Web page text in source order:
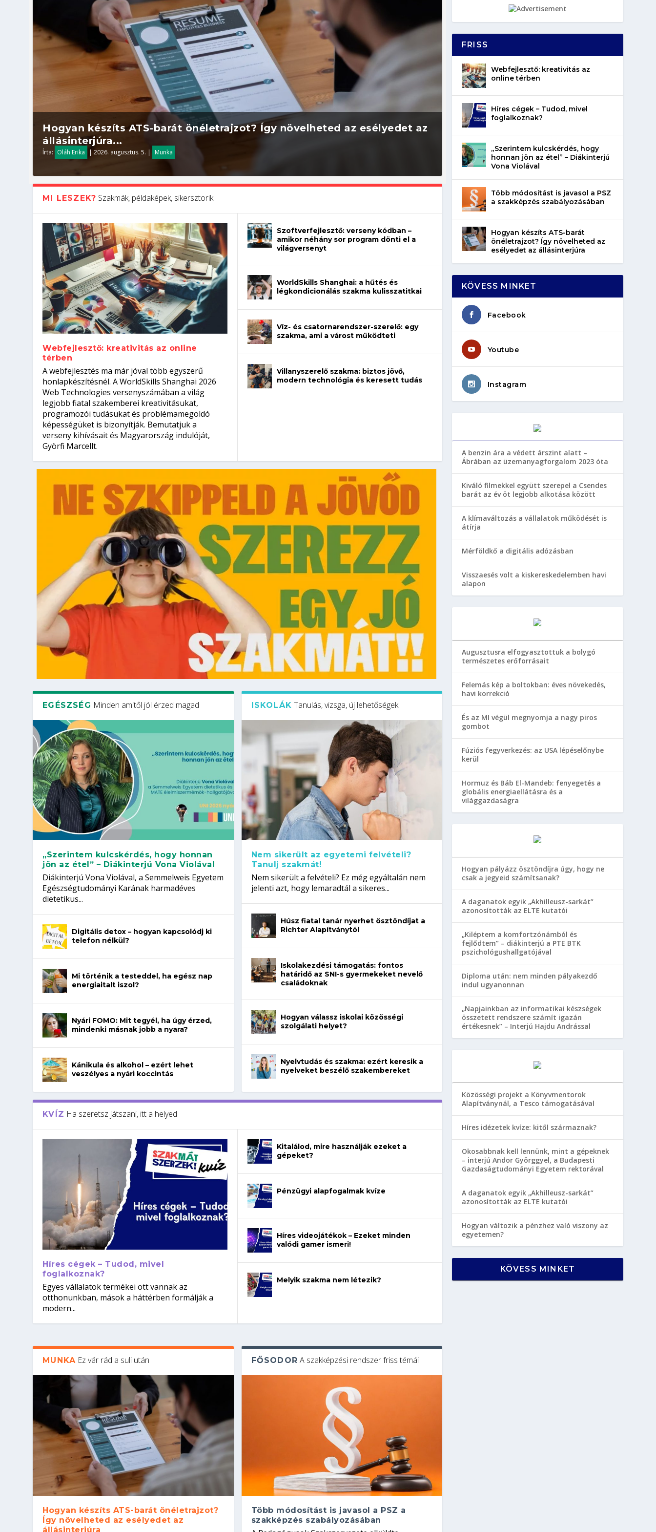
Hogyan készíts ATS-barát önéletrajzot? Így növelheted az esélyedet az
állásinterjúra...
Írta: Oláh Erika |2026. augusztus. 5. | Munka
Kitalálod, mire használják ezeket a gépeket?
Írta: Tóth Mónika |2026. augusztus. 4.| Kvíz
Nem sikerült az egyetemi felvételi? Tanulj szakmát!
Írta: Oláh Erika |2026. augusztus. 4.| Iskolák
Szoftverfejlesztő: verseny kódban – amikor néhány sor program dönti
el a világversenyt...
Írta: Szakmát Szerzek | 2026. augusztus. 3.| Mi leszek?
Digitális detox – hogyan kapcsolódj ki telefon nélkül?
Írta: Oláh Erika |2026. augusztus. 3.| Egészség
MI LESZEK? Szakmák, példaképek, sikersztorik
Webfejlesztő: kreativitás az online
térben
A webfejlesztés ma már jóval több egyszerű
honlapkészítésnél. A WorldSkills Shanghai 2026
Web Technologies versenyszámában a világ
legjobb fiatal szakemberei kreativitásukat,
programozói tudásukat és problémamegoldó
képességüket is bizonyítják. Bemutatjuk a
verseny kihívásait és Magyarország indulóját,
Györfi Marcellt.
Szoftverfejlesztő: verseny kódban –
amikor néhány sor program dönti el a
világversenyt
WorldSkills Shanghai: a hűtés és
légkondicionálás szakma kulisszatitkai
Víz- és csatornarendszer-szerelő: egy
szakma, ami a várost működteti
Villanyszerelő szakma: biztos jövő,
modern technológia és keresett tudás
EGÉSZSÉG Minden amitől jól érzed magad
„Szerintem kulcskérdés, hogy honnan
jön az étel” – Diákinterjú Vona Violával
Diákinterjú Vona Violával, a Semmelweis Egyetem
Egészségtudományi Karának harmadéves
dietetikus...
Digitális detox – hogyan kapcsolódj ki
telefon nélkül?
Mi történik a testeddel, ha egész nap
energiaitalt iszol?
Nyári FOMO: Mit tegyél, ha úgy érzed,
mindenki másnak jobb a nyara?
Kánikula és alkohol – ezért lehet
veszélyes a nyári koccintás
ISKOLÁK Tanulás, vizsga, új lehetőségek
Nem sikerült az egyetemi felvételi?
Tanulj szakmát!
Nem sikerült a felvételi? Ez még egyáltalán nem
jelenti azt, hogy lemaradtál a sikeres...
Húsz fiatal tanár nyerhet ösztöndíjat a
Richter Alapítványtól
Iskolakezdési támogatás: fontos
határidő az SNI-s gyermekeket nevelő
családoknak
Hogyan válassz iskolai közösségi
szolgálati helyet?
Nyelvtudás és szakma: ezért keresik a
nyelveket beszélő szakembereket
KVÍZ Ha szeretsz játszani, itt a helyed
Híres cégek – Tudod, mivel
foglalkoznak?
Egyes vállalatok termékei ott vannak az
otthonunkban, mások a háttérben formálják a
modern...
Kitalálod, mire használják ezeket a
gépeket?
Pénzügyi alapfogalmak kvíze
Híres videojátékok – Ezeket minden
valódi gamer ismeri!
Melyik szakma nem létezik?
MUNKA Ez vár rád a suli után
Hogyan készíts ATS-barát önéletrajzot?
Így növelheted az esélyedet az
állásinterjúra
FŐSODOR A szakképzési rendszer friss témái
Több módosítást is javasol a PSZ a
szakképzés szabályozásában
FRISS
Webfejlesztő: kreativitás az
online térben
Híres cégek – Tudod, mivel
foglalkoznak?
„Szerintem kulcskérdés, hogy
honnan jön az étel” – Diákinterjú
Vona Violával
Több módosítást is javasol a PSZ
a szakképzés szabályozásában
Hogyan készíts ATS-barát
önéletrajzot? Így növelheted az
esélyedet az állásinterjúra
KÖVESS MINKET
Facebook
Youtube
Instagram
A benzin ára a védett árszint alatt –
Ábrában az üzemanyagforgalom 2023 óta
Kiváló filmekkel együtt szerepel a Csendes
barát az év öt legjobb alkotása között
A klímaváltozás a vállalatok működését is
átírja
Mérföldkő a digitális adózásban
Visszaesés volt a kiskereskedelemben havi
alapon
Augusztusra elfogyasztottuk a bolygó
természetes erőforrásait
Felemás kép a boltokban: éves növekedés,
havi korrekció
És az MI végül megnyomja a nagy piros
gombot
Fúziós fegyverkezés: az USA lépéselőnybe
kerül
Hormuz és Báb El-Mandeb: fenyegetés a
globális energiaellátásra és a
világgazdaságra
Hogyan pályázz ösztöndíjra úgy, hogy ne
csak a jegyeid számítsanak?
A daganatok egyik „Akhilleusz-sarkát”
azonosították az ELTE kutatói
„Kiléptem a komfortzónámból és
fejlődtem” – diákinterjú a PTE BTK
pszichológushallgatójával
Diploma után: nem minden pályakezdő
indul ugyanonnan
„Napjainkban az informatikai készségek
összetett rendszere számít igazán
értékesnek” – Interjú Hajdu Andrással
Közösségi projekt a Könyvmentorok
Alapítványnál, a Tesco támogatásával
Híres idézetek kvíze: kitől származnak?
Okosabbnak kell lennünk, mint a gépeknek
– interjú Andor Györggyel, a Budapesti
Gazdaságtudományi Egyetem rektorával
A daganatok egyik „Akhilleusz-sarkát”
azonosították az ELTE kutatói
Hogyan változik a pénzhez való viszony az
egyetemen?
KÖVESS MINKET